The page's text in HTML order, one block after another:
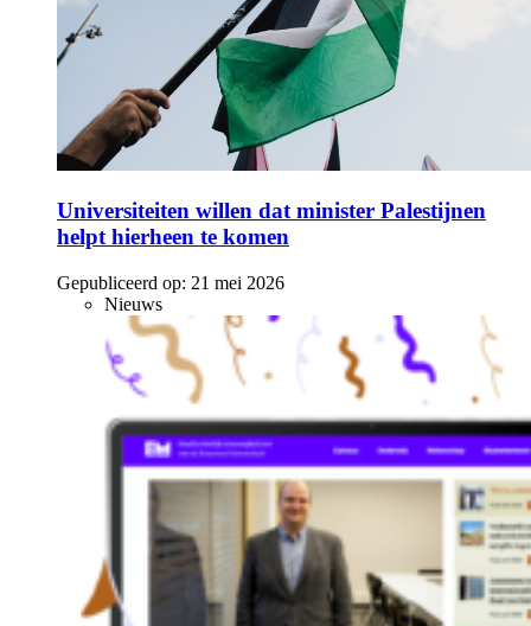
Universiteiten willen dat minister Palestijnen
helpt hierheen te komen
Gepubliceerd op: 21 mei 2026
Nieuws